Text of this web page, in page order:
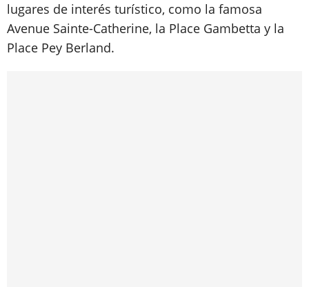
lugares de interés turístico, como la famosa
Avenue Sainte-Catherine, la Place Gambetta y la
Place Pey Berland.